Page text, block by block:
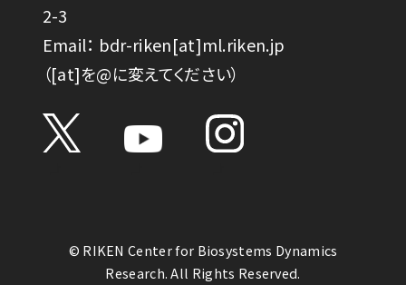
2-3
Email： bdr-riken[at]ml.riken.jp
（[at]を@に変えてください）
© RIKEN Center for Biosystems Dynamics
Research. All Rights Reserved.